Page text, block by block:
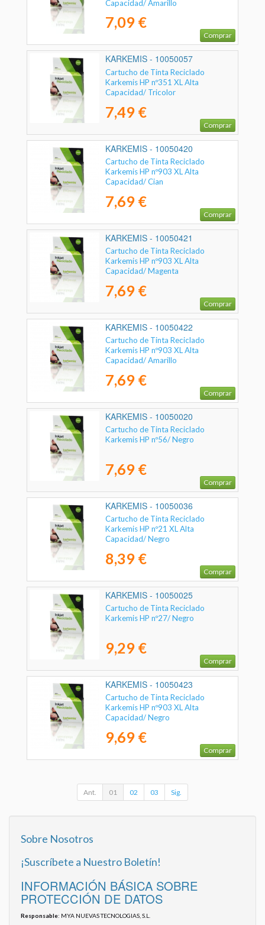
Capacidad/ Amarillo
7,09 €
Comprar
KARKEMIS - 10050057
Cartucho de Tinta Reciclado
Karkemis HP nº351 XL Alta
Capacidad/ Tricolor
7,49 €
Comprar
KARKEMIS - 10050420
Cartucho de Tinta Reciclado
Karkemis HP nº903 XL Alta
Capacidad/ Cian
7,69 €
Comprar
KARKEMIS - 10050421
Cartucho de Tinta Reciclado
Karkemis HP nº903 XL Alta
Capacidad/ Magenta
7,69 €
Comprar
KARKEMIS - 10050422
Cartucho de Tinta Reciclado
Karkemis HP nº903 XL Alta
Capacidad/ Amarillo
7,69 €
Comprar
KARKEMIS - 10050020
Cartucho de Tinta Reciclado
Karkemis HP nº56/ Negro
7,69 €
Comprar
KARKEMIS - 10050036
Cartucho de Tinta Reciclado
Karkemis HP nº21 XL Alta
Capacidad/ Negro
8,39 €
Comprar
KARKEMIS - 10050025
Cartucho de Tinta Reciclado
Karkemis HP nº27/ Negro
9,29 €
Comprar
KARKEMIS - 10050423
Cartucho de Tinta Reciclado
Karkemis HP nº903 XL Alta
Capacidad/ Negro
9,69 €
Comprar
Ant. 01 02 03 Sig.
Sobre Nosotros
¡Suscríbete a Nuestro Boletín!
INFORMACIÓN BÁSICA SOBRE
PROTECCIÓN DE DATOS
Responsable: MYA NUEVAS TECNOLOGIAS, S.L.